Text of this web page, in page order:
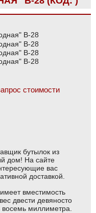
стоимости
бутылок из
дом! На сайте
вас
доставкой.
вместимость
двести девяносто
восемь миллиметра.